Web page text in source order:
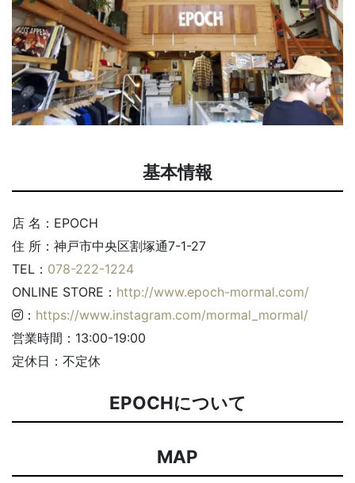
基本情報
店 名：EPOCH
住 所：神戸市中央区割塚通7-1-27
TEL： 078-222-1224
ONLINE STORE： http://www.epoch-mormal.com/
： https://www.instagram.com/mormal_mormal/
営業時間：13:00-19:00
定休日：不定休
EPOCHについて
MAP